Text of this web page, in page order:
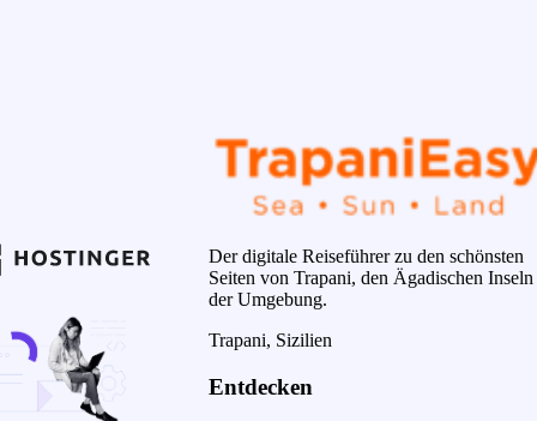
Der digitale Reiseführer zu den schönsten
Seiten von Trapani, den Ägadischen
der Umgebung.
Trapani, Sizilien
Entdecken